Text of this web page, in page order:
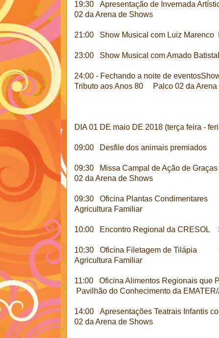
19:30 Apresentação de Invernada
02 da Arena de Shows
21:00 Show Musical com Luiz Marenco
23:00 Show Musical com Amado
24:00 - Fechando a noite de
Tributo aos Anos 80 Palco 02 da Arena
DIA 01 DE maio DE 2018 (terça feira -
09:00 Desfile dos animais premiados
09:30 Missa Campal de Ação de
02 da Arena de Shows
09:30 Oficina Plantas Condimentares
Agricultura Familiar
10:00 Encontro Regional da CRESOL
10:30 Oficina Filetagem de Tilápia
Agricultura Familiar
11:00 Oficina Alimentos Regionais
Pavilhão do Conhecimento da
14:00 Apresentações Teatrais Infantis
02 da Arena de Shows